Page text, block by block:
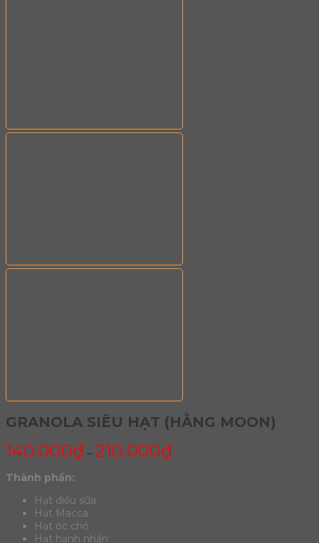
GRANOLA SIÊU HẠT (HẰNG MOON)
140.000₫ – 210.000₫
Thành phần:
Hạt điều sữa
Hạt Macca
Hạt óc chó
Hạt hạnh nhân